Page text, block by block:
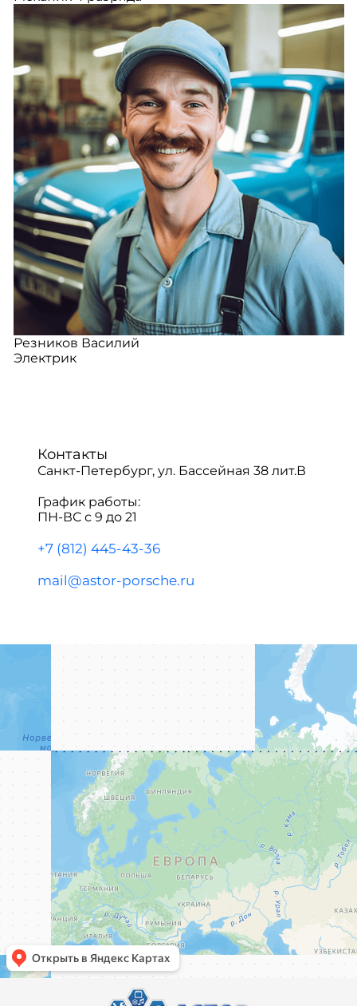
Резников Василий
Электрик
Контакты
Санкт-Петербург, ул. Бассейная 38 лит.В
График работы:
ПН-ВС с 9 до 21
+7 (812) 445-43-36
mail@astor-porsche.ru